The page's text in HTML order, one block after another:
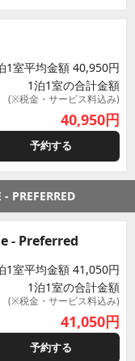
1室平均金額 40,950円
1泊1室の合計金額
(※税金・サービス料込み)
40,950円
予約する
PREFERRED
- Preferred
1室平均金額 41,050円
1泊1室の合計金額
(※税金・サービス料込み)
41,050円
予約する